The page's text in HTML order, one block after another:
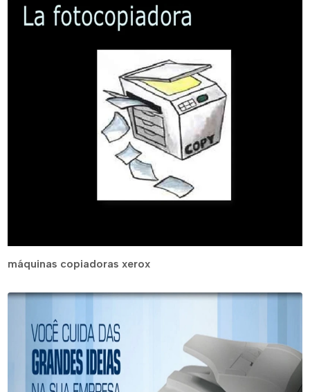
máquinas copiadoras xerox